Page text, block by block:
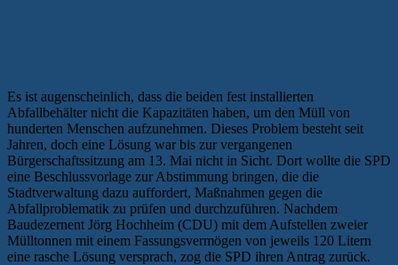
Es ist augenscheinlich, dass die beiden fest installierten
Abfallbehälter nicht die Kapazitäten haben, um den Müll von
hunderten Menschen aufzunehmen. Dieses Problem besteht seit
Jahren, doch eine Lösung war bis zur vergangenen
Bürgerschaftssitzung am 13. Mai nicht in Sicht. Dort wollte die SPD
eine Beschlussvorlage zur Abstimmung bringen, die die
Stadtverwaltung dazu auffordert, Maßnahmen gegen die
Abfallproblematik zu prüfen und durchzuführen. Nachdem
Baudezernent Jörg Hochheim (CDU) mit dem Aufstellen zweier
Mülltonnen mit einem Fassungsvermögen von jeweils 120 Litern
eine rasche Lösung versprach, zog die SPD ihren Antrag zurück.